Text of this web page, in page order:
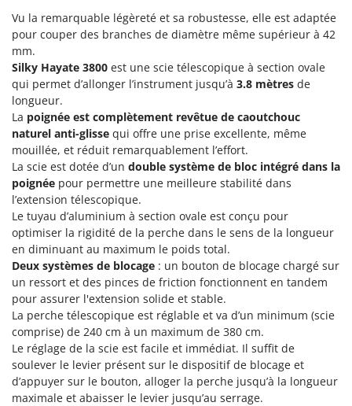
Groupes électrogènes
Gyrobroyeurs à lame pour tracteur
H
Haches - Cognées et Hachettes
Hachoirs à viande
Herses à Dents
Herses Rotatives
L
Lames à neige
Lames niveleuses pour tracteur
Lave-vitres
Lieuses électriques pour vignes
M
Machines à pâtes
Machines pour la transformation des fruits
Machines sous vide
E
EcoFlow
Edilmark
Effeuno
Einhell
Elegen
Energy Gruppi
Enotecnica Pillan
Eschenfelder
EuroMech
Eurosystems
F
FAC
Fama Industrie
Famag
Famur
FARMER
Vu la remarquable légèreté et sa robustesse, elle est adaptée
pour couper des branches de diamètre même supérieur à 42
mm.
Silky Hayate 3800 est une scie télescopique à section ovale
qui permet d’allonger l’instrument jusqu’à 3.8 mètres de
longueur.
La poignée est complètement revêtue de caoutchouc
naturel anti-glisse qui offre une prise excellente, même
mouillée, et réduit remarquablement l’effort.
La scie est dotée d’un double système de bloc intégré dans la
poignée pour permettre une meilleure stabilité dans
l’extension télescopique.
Le tuyau d’aluminium à section ovale est conçu pour
optimiser la rigidité de la perche dans le sens de la longueur
en diminuant au maximum le poids total.
Deux systèmes de blocage : un bouton de blocage chargé sur
un ressort et des pinces de friction fonctionnent en tandem
pour assurer l'extension solide et stable.
La perche télescopique est réglable et va d’un minimum (scie
comprise) de 240 cm à un maximum de 380 cm.
Le réglage de la scie est facile et immédiat. Il suffit de
soulever le levier présent sur le dispositif de blocage et
d’appuyer sur le bouton, alloger la perche jusqu’à la longueur
maximale et abaisser le levier jusqu’au serrage.